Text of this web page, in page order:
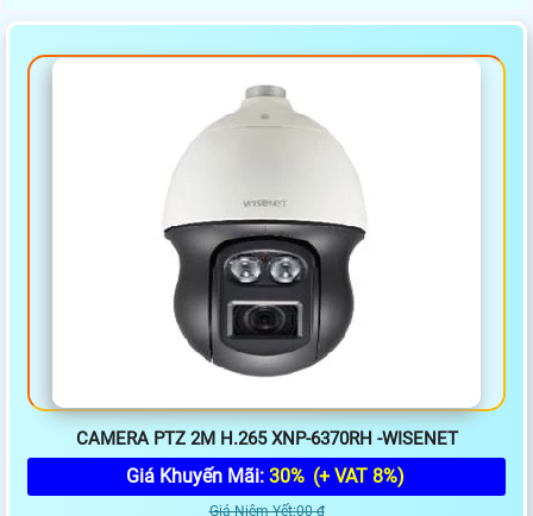
CAMERA PTZ 2M H.265 XNP-6370RH -WISENET
Giá Khuyến Mãi: 30% (+ VAT 8%)
Giá Niêm Yết:00 ₫